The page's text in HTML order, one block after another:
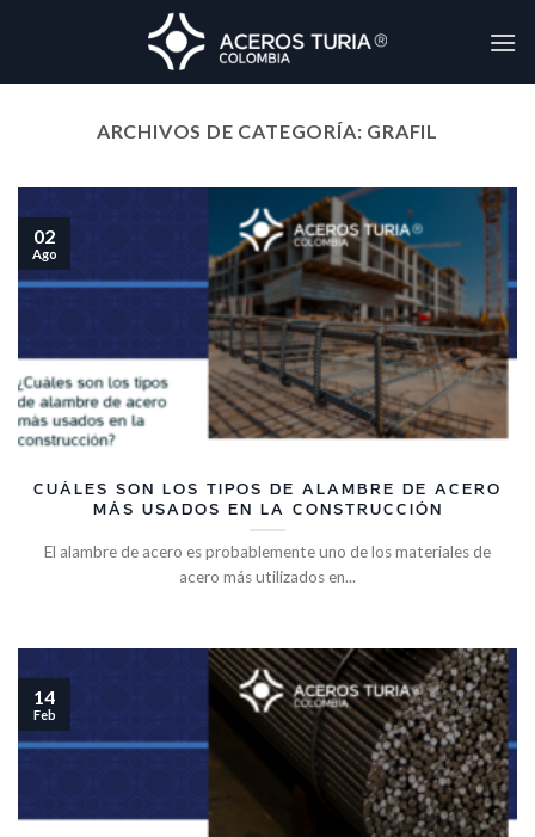
ARCHIVOS DE CATEGORÍA: GRAFIL
CUÁLES SON LOS TIPOS DE ALAMBRE DE ACERO
MÁS USADOS EN LA CONSTRUCCIÓN
El alambre de acero es probablemente uno de los materiales de
acero más utilizados en...
02
Ago
14
Feb